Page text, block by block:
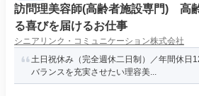
訪問理美容師(高齢者施設専門) 高
る喜びを届けるお仕事
シニアリンク・コミュニケーション株式会社
土日祝休み（完全週休二日制）／年間休日
バランスを充実させたい理容美...